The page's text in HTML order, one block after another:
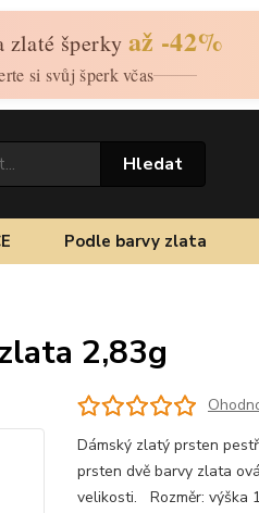
zlaté šperky až -42%
si svůj šperk včas
Hledat
Podle barvy zlata
2,83g
Dámský zlatý prsten
prsten dvě barvy zlata
velikosti. Rozměr: výška